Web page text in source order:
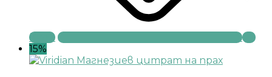
Купи
15%